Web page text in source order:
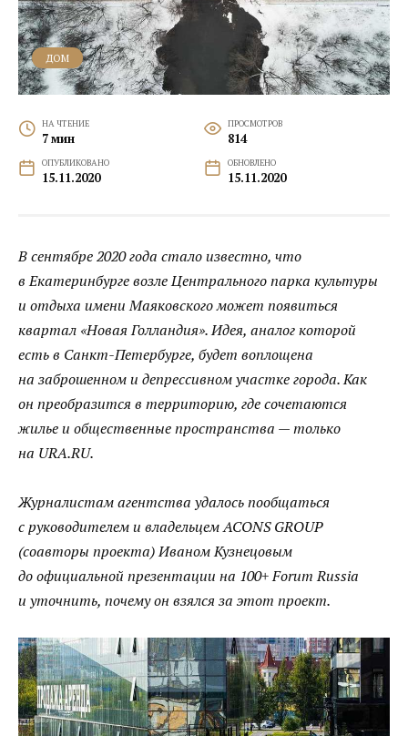
ДОМ
НА ЧТЕНИЕ
7 мин
ПРОСМОТРОВ
814
ОПУБЛИКОВАНО
15.11.2020
ОБНОВЛЕНО
15.11.2020
В сентябре 2020 года стало известно, что
в Екатеринбурге возле Центрального парка культуры
и отдыха имени Маяковского может появиться
квартал «Новая Голландия». Идея, аналог которой
есть в Санкт-Петербурге, будет воплощена
на заброшенном и депрессивном участке города. Как
он преобразится в территорию, где сочетаются
жилье и общественные пространства — только
на URA.RU.
Журналистам агентства удалось пообщаться
с руководителем и владельцем ACONS GROUP
(соавторы проекта) Иваном Кузнецовым
до официальной презентации на 100+ Forum Russia
и уточнить, почему он взялся за этот проект.